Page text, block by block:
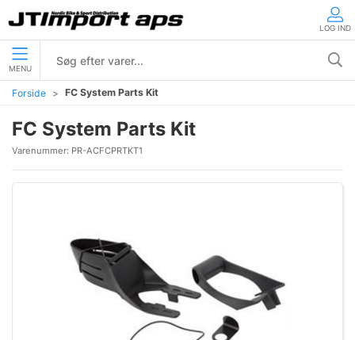
LOG IND
MENU
Forside FC System Parts Kit
FC System Parts Kit
Varenummer: PR-ACFCPRTKT1